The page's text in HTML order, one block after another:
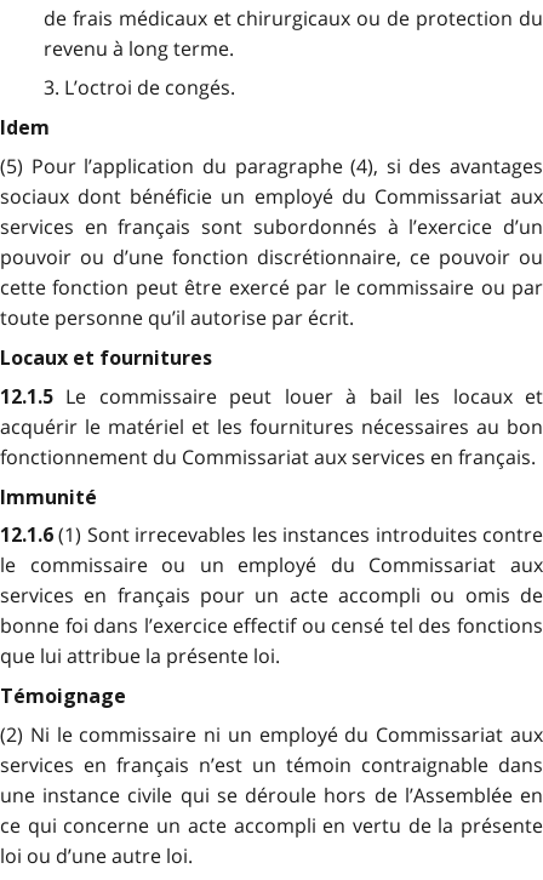
de frais médicaux et chirurgicaux ou de protection du
revenu à long terme.
3. L’octroi de congés.
Idem
(5) Pour l’application du paragraphe (4), si des avantages
sociaux dont bénéficie un employé du Commissariat aux
services en français sont subordonnés à l’exercice d’un
pouvoir ou d’une fonction discrétionnaire, ce pouvoir ou
cette fonction peut être exercé par le commissaire ou par
toute personne qu’il autorise par écrit.
Locaux et fournitures
12.1.5 Le commissaire peut louer à bail les locaux et
acquérir le matériel et les fournitures nécessaires au bon
fonctionnement du Commissariat aux services en français.
Immunité
12.1.6(1) Sont irrecevables les instances introduites contre
le commissaire ou un employé du Commissariat aux
services en français pour un acte accompli ou omis de
bonne foi dans l’exercice effectif ou censé tel des fonctions
que lui attribue la présente loi.
Témoignage
(2) Ni le commissaire ni un employé du Commissariat aux
services en français n’est un témoin contraignable dans
une instance civile qui se déroule hors de l’Assemblée en
ce qui concerne un acte accompli en vertu de la présente
loi ou d’une autre loi.